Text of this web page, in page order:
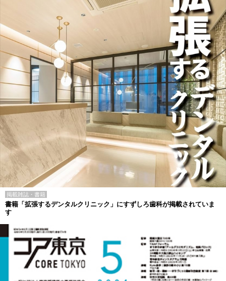
掲載雑誌・書籍
書籍「拡張するデンタルクリニック」にすずしろ歯科が掲載されていま
す